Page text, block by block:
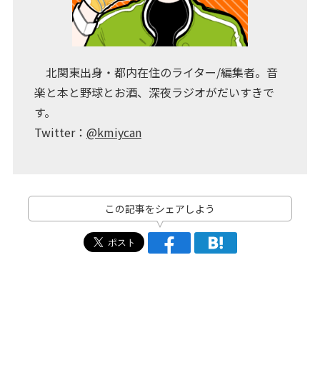
北関東出身・都内在住のライター/編集者。音
楽と本と野球とお酒、深夜ラジオがだいすきで
す。
Twitter： @kmiycan
この記事をシェアしよう